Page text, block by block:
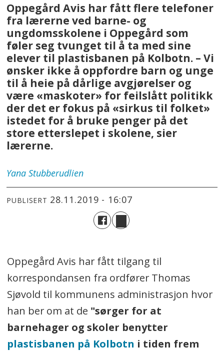
Oppegård Avis har fått flere telefoner
fra lærerne ved barne- og
ungdomsskolene i Oppegård som
føler seg tvunget til å ta med sine
elever til plastisbanen på Kolbotn. – Vi
ønsker ikke å oppfordre barn og unge
til å heie på dårlige avgjørelser og
være «maskoter» for feilslått politikk
der det er fokus på «sirkus til folket»
istedet for å bruke penger på det
store etterslepet i skolene, sier
lærerne.
Yana Stubberudlien
PUBLISERT 28.11.2019 - 16:07
Oppegård Avis har fått tilgang til
korrespondansen fra ordfører Thomas
Sjøvold til kommunens administrasjon hvor
han ber om at de "sørger for at
barnehager og skoler benytter
plastisbanen på Kolbotn i tiden frem